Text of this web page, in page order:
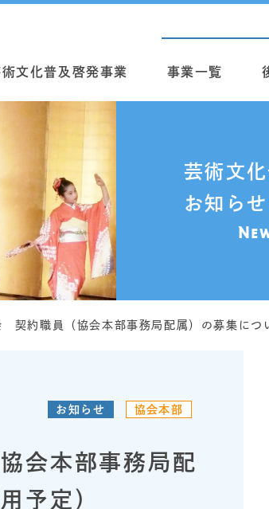
文化普及啓発事業 事業一覧
芸術文
お知ら
契約職員（協会本部事務局配属）の募集につ
お知らせ 協会本部
会本部事務局配
予定）